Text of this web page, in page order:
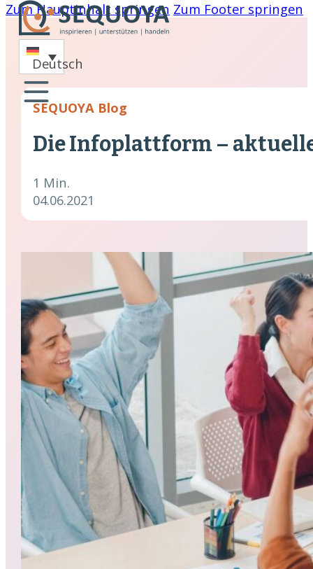
Zum Hauptinhalt springen Zum Footer springen
Deutsch
SEQUOYA Blog
Die Infoplattform –
1 Min.
04.06.2021